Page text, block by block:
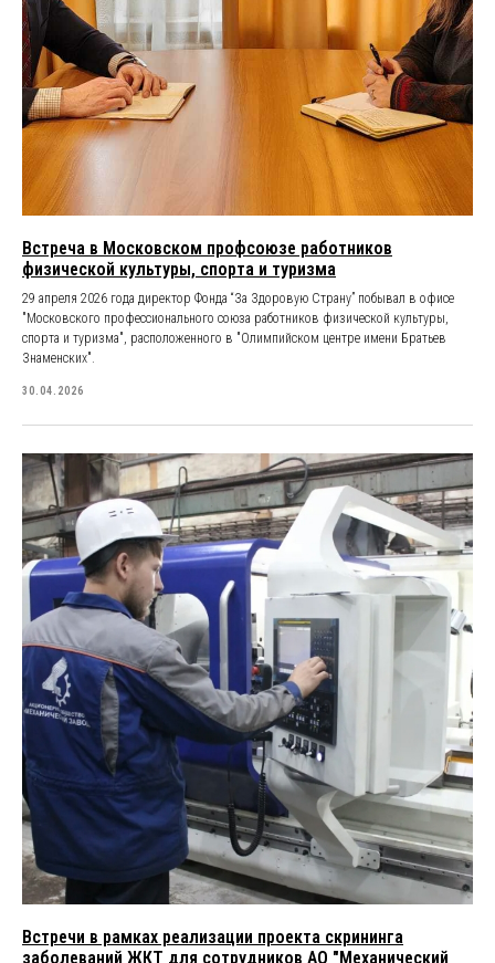
Встреча в Московском профсоюзе работников
физической культуры, спорта и туризма
29 апреля 2026 года директор Фонда “За Здоровую Страну” побывал в офисе
"Московского профессионального союза работников физической культуры,
спорта и туризма", расположенного в "Олимпийском центре имени Братьев
Знаменских".
30.04.2026
Встречи в рамках реализации проекта скрининга
заболеваний ЖКТ для сотрудников АО "Механический